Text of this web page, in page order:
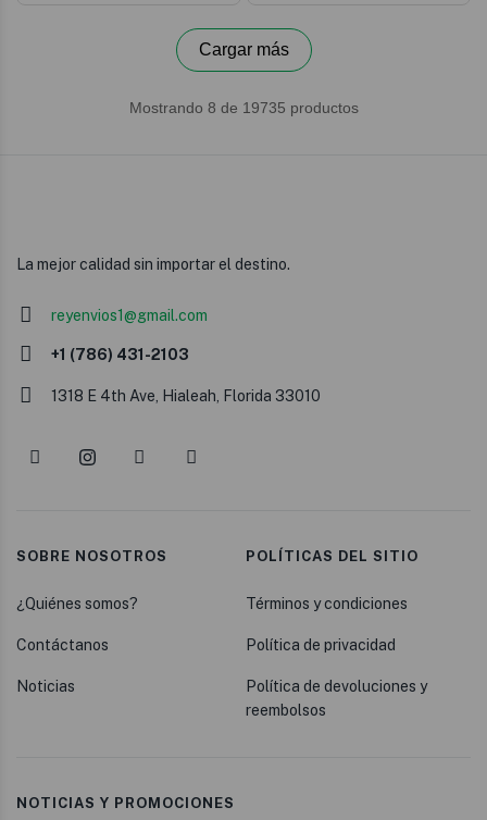
La mejor calidad sin importar el destino.
reyenvios1@gmail.com
+1 (786) 431-2103
1318 E 4th Ave, Hialeah, Florida 33010
SOBRE NOSOTROS
¿Quiénes somos?
Contáctanos
Noticias
POLÍTICAS DEL SITIO
Términos y condiciones
Política de privacidad
Política de devoluciones y
reembolsos
NOTICIAS Y PROMOCIONES